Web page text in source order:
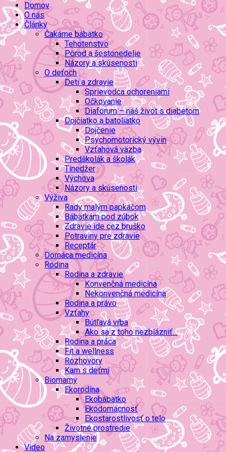
Domov
O nás
Články
Čakáme bábätko
Tehotenstvo
Pôrod a šestonedelie
Názory a skúsenosti
O deťoch
Deti a zdravie
Sprievodca ochoreniami
Očkovanie
Diafórum – náš život s diabetom
Dojčiatko a batoliatko
Dojčenie
Psychomotorický vývin
Vzťahová väzba
Predškolák a školák
Tínedžer
Výchova
Názory a skúsenosti
Výživa
Rady malým papkáčom
Bábätkám pod zúbok
Zdravie ide cez bruško
Potraviny pre zdravie
Receptár
Domáca medicína
Rodina
Rodina a zdravie
Konvenčná medicína
Nekonvenčná medicína
Rodina a právo
Vzťahy
Bútľavá vŕba
Ako sa z toho nezblázniť…
Rodina a práca
Fit a wellness
Rozhovory
Kam s deťmi
Biomamy
Ekorodina
Ekobábätko
Ekodomácnosť
Ekostarostlivosť o telo
Životné prostredie
Na zamyslenie
Video